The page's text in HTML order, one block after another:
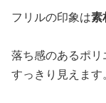
フリルの印象は素
落ち感のあるポリ
すっきり見えます。